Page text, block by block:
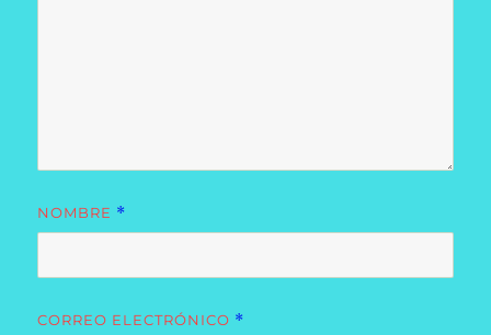
NOMBRE *
CORREO ELECTRÓNICO *